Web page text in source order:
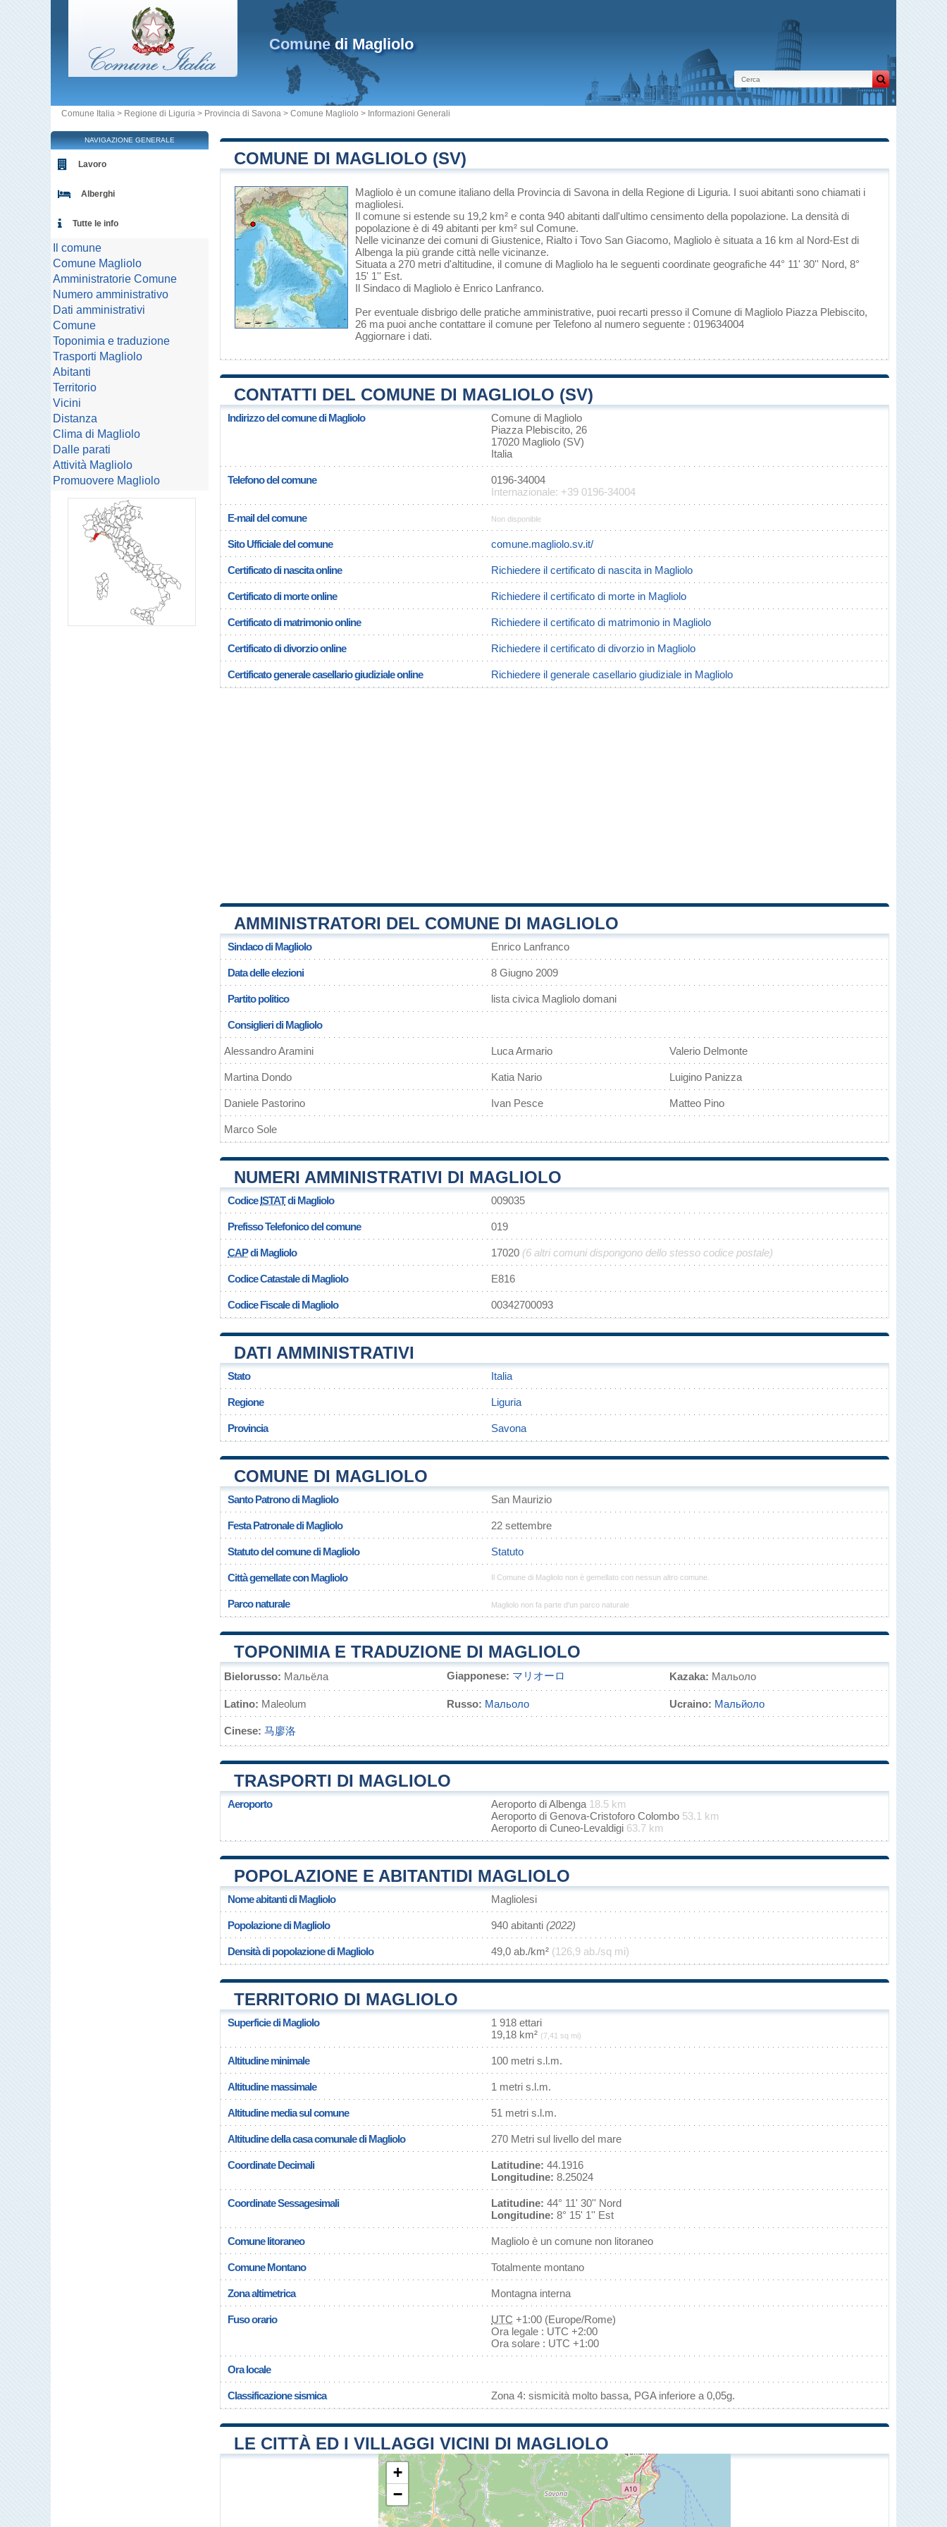
Comunedi Magliolo
Comune Italia > Regione di Liguria > Provincia di Savona > Comune Magliolo > Informazioni Generali
COMUNE DI MAGLIOLO (SV)
Magliolo è un comune italiano della Provincia di Savona in della Regione di Liguria. I suoi abitanti sono chiamati i
magliolesi.
Il comune si estende su 19,2 km² e conta 940 abitanti dall'ultimo censimento della popolazione. La densità di
popolazione è di 49 abitanti per km² sul Comune.
Nelle vicinanze dei comuni di Giustenice, Rialto i Tovo San Giacomo, Magliolo è situata a 16 km al Nord-Est di
Albenga la più grande città nelle vicinanze.
Situata a 270 metri d'altitudine, il comune di Magliolo ha le seguenti coordinate geografiche 44° 11' 30'' Nord, 8°
15' 1'' Est.
Il Sindaco di Magliolo è Enrico Lanfranco.
Per eventuale disbrigo delle pratiche amministrative, puoi recarti presso il Comune di Magliolo Piazza Plebiscito,
26 ma puoi anche contattare il comune per Telefono al numero seguente : 019634004
Aggiornare i dati.
CONTATTI DEL COMUNE DI MAGLIOLO (SV)
Indirizzo del comune di Magliolo
Comune di Magliolo
Piazza Plebiscito, 26
17020 Magliolo (SV)
Italia
Telefono del comune
0196-34004
Internazionale: +39 0196-34004
E-mail del comune Non disponible
Sito Ufficiale del comune comune.magliolo.sv.it/
Certificato di nascita online Richiedere il certificato di nascita in Magliolo
Certificato di morte online Richiedere il certificato di morte in Magliolo
Certificato di matrimonio online Richiedere il certificato di matrimonio in Magliolo
Certificato di divorzio online Richiedere il certificato di divorzio in Magliolo
Certificato generale casellario giudiziale online Richiedere il generale casellario giudiziale in Magliolo
AMMINISTRATORI DEL COMUNE DI MAGLIOLO
Sindaco di Magliolo Enrico Lanfranco
Data delle elezioni 8 Giugno 2009
Partito politico lista civica Magliolo domani
Consiglieri di Magliolo
Alessandro Aramini Luca Armario Valerio Delmonte
Martina Dondo Katia Nario Luigino Panizza
Daniele Pastorino Ivan Pesce Matteo Pino
Marco Sole
NUMERI AMMINISTRATIVI DI MAGLIOLO
CodiceISTATdi Magliolo 009035
Prefisso Telefonico del comune 019
CAPdi Magliolo 17020 (6 altri comuni dispongono dello stesso codice postale)
Codice Catastale di Magliolo E816
Codice Fiscale di Magliolo 00342700093
DATI AMMINISTRATIVI
Stato Italia
Regione Liguria
Provincia Savona
COMUNE DI MAGLIOLO
Santo Patrono di Magliolo San Maurizio
Festa Patronale di Magliolo 22 settembre
Statuto del comune di Magliolo Statuto
Città gemellate con Magliolo Il Comune di Magliolo non è gemellato con nessun altro comune.
Parco naturale Magliolo non fa parte d'un parco naturale
TOPONIMIA E TRADUZIONE DI MAGLIOLO
Bielorusso: Мальёла Giapponese: マリオーロ Kazaka: Мальоло
Latino: Maleolum Russo: Мальоло Ucraino: Мальйоло
Cinese: 马廖洛
TRASPORTI DI MAGLIOLO
Aeroporto Aeroporto di Albenga 18.5 km
Aeroporto di Genova-Cristoforo Colombo 53.1 km
Aeroporto di Cuneo-Levaldigi 63.7 km
POPOLAZIONE E ABITANTIDI MAGLIOLO
Nome abitanti di Magliolo Magliolesi
Popolazione di Magliolo 940 abitanti (2022)
Densità di popolazione di Magliolo 49,0 ab./km² (126,9 ab./sq mi)
TERRITORIO DI MAGLIOLO
Superficie di Magliolo
1 918 ettari
19,18 km² (7,41 sq mi)
Altitudine minimale 100 metri s.l.m.
Altitudine massimale 1 metri s.l.m.
Altitudine media sul comune 51 metri s.l.m.
Altitudine della casa comunale di Magliolo 270 Metri sul livello del mare
Coordinate Decimali Latitudine: 44.1916
Longitudine: 8.25024
Coordinate Sessagesimali Latitudine: 44° 11' 30'' Nord
Longitudine: 8° 15' 1'' Est
Comune litoraneo Magliolo è un comune non litoraneo
Comune Montano Totalmente montano
Zona altimetrica Montagna interna
Fuso orario UTC +1:00 (Europe/Rome)
Ora legale : UTC +2:00
Ora solare : UTC +1:00
Ora locale
Classificazione sismica Zona 4: sismicità molto bassa, PGA inferiore a 0,05g.
LE CITTÀ ED I VILLAGGI VICINI DI MAGLIOLO
+
−
NAVIGAZIONE GENERALE
Lavoro
Alberghi
Tutte le info
Il comune
Comune Magliolo
Amministratorie Comune
Numero amministrativo
Dati amministrativi
Comune
Toponimia e traduzione
Trasporti Magliolo
Abitanti
Territorio
Vicini
Distanza
Clima di Magliolo
Dalle parati
Attività Magliolo
Promuovere Magliolo